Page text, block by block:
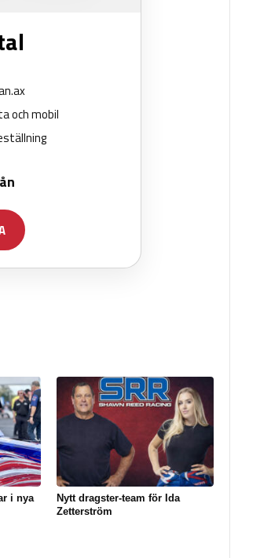
i nya
Nytt dragster-team för Ida
Zetterström